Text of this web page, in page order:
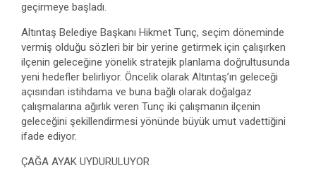
geçirmeye başladı.
Altıntaş Belediye Başkanı Hikmet Tunç, seçim döneminde
vermiş olduğu sözleri bir bir yerine getirmek için çalışırken
ilçenin geleceğine yönelik stratejik planlama doğrultusunda
yeni hedefler belirliyor. Öncelik olarak Altıntaş’ın geleceği
açısından istihdama ve buna bağlı olarak doğalgaz
çalışmalarına ağırlık veren Tunç iki çalışmanın ilçenin
geleceğini şekillendirmesi yönünde büyük umut vadettiğini
ifade ediyor.
ÇAĞA AYAK UYDURULUYOR